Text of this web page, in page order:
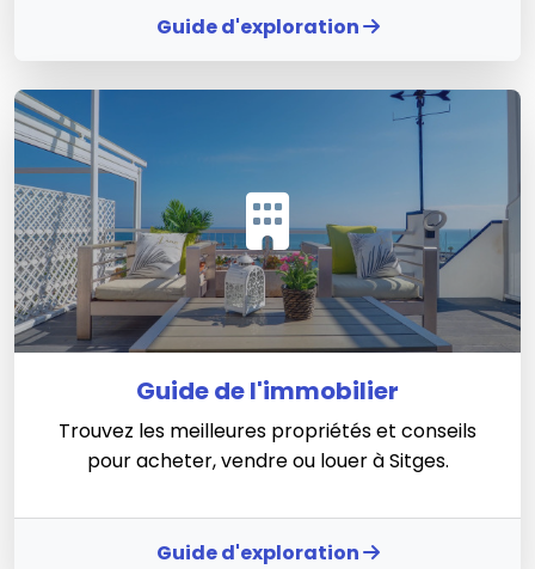
Guide d'exploration
Guide de l'immobilier
Trouvez les meilleures propriétés et conseils
pour acheter, vendre ou louer à Sitges.
Guide d'exploration